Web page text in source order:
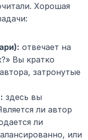
Хорошая
отвечает на
Вы кратко
затронутые
здесь вы
ли автор
ли
или